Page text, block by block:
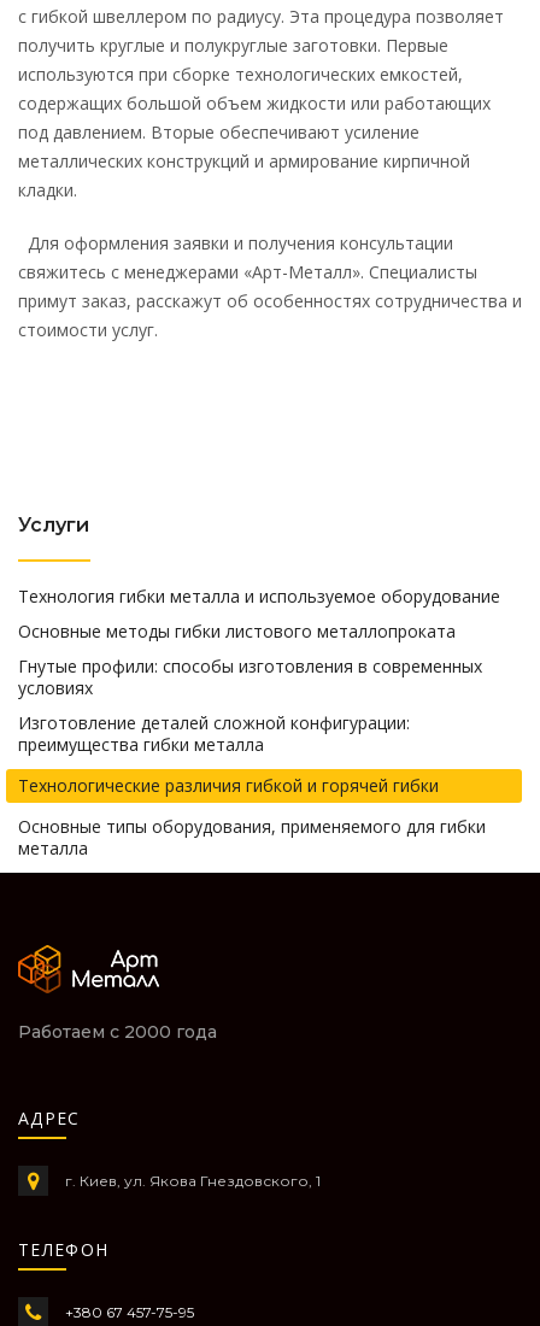
с гибкой швеллером по радиусу. Эта процедура позволяет
получить круглые и полукруглые заготовки. Первые
используются при сборке технологических емкостей,
содержащих большой объем жидкости или работающих
под давлением. Вторые обеспечивают усиление
металлических конструкций и армирование кирпичной
кладки.
Для оформления заявки и получения консультации
свяжитесь с менеджерами «Арт-Металл». Специалисты
примут заказ, расскажут об особенностях сотрудничества и
стоимости услуг.
Услуги
Технология гибки металла и используемое оборудование
Основные методы гибки листового металлопроката
Гнутые профили: способы изготовления в современных
условиях
Изготовление деталей сложной конфигурации:
преимущества гибки металла
Технологические различия гибкой и горячей гибки
Основные типы оборудования, применяемого для гибки
металла
Работаем с 2000 года
АДРЕС
г. Киев, ул. Якова Гнездовского, 1
ТЕЛЕФОН
+380 67 457-75-95